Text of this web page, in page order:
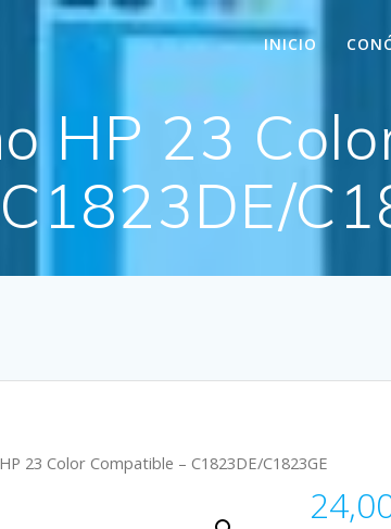
INICIO
HP 23
C1823DE/
23 Color Compatible – C1823DE/C1823GE